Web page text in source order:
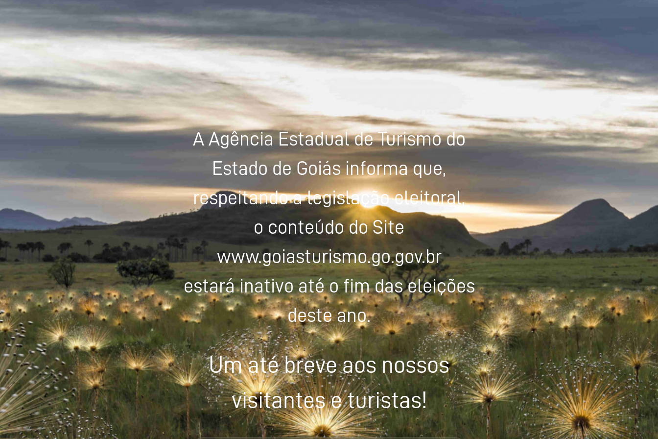
A Agência Estadual de Turismo do
Estado de Goiás informa que,
respeitando a legislação eleitoral,
o conteúdo do Site
www.goiasturismo.go.gov.br
estará inativo até o fim das eleições
deste ano.
Um até breve aos nossos
visitantes e turistas!